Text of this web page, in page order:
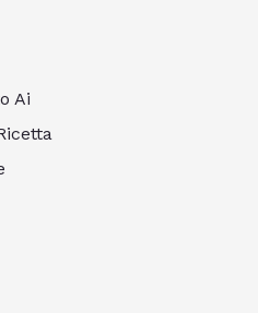
Ai